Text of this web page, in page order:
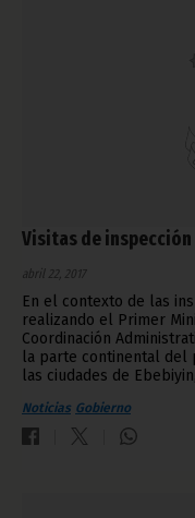
Visitas de
abril 22, 2017
En el contexto de las
realizando el Primer
Coordinación
la parte continental del
las ciudades de
Noticias Gobierno